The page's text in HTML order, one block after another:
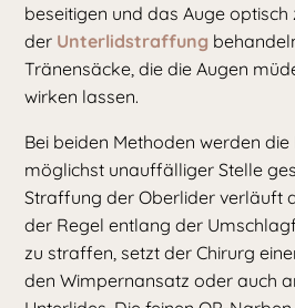
beseitigen und das Auge
der Unterlidstraffung
Tränensäcke, die die Augen
wirken lassen.
Bei beiden Methoden werden
möglichst unauffälliger Stelle
Straffung der Oberlider verläuft
der Regel entlang der
zu straffen, setzt der Chirurg
den Wimpernansatz oder auch